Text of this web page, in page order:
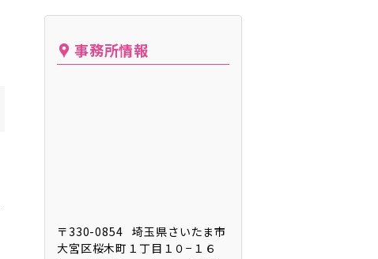
事務所情報
〒330-0854
埼玉県さいたま市
大宮区桜木町１丁目１０−１６